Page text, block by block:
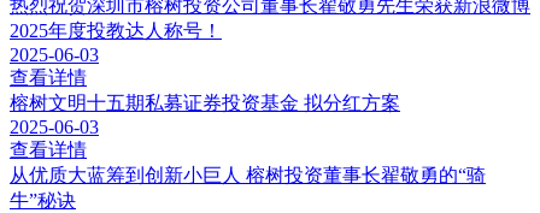
热烈祝贺深圳市榕树投资公司董事长翟敬勇先生荣获新浪微博
2025年度投教达人称号！
2025-06-03
查看详情
榕树文明十五期私募证券投资基金 拟分红方案
2025-06-03
查看详情
从优质大蓝筹到创新小巨人 榕树投资董事长翟敬勇的“骑
牛”秘诀